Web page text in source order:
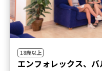
18歳以上
エンフォレックス、